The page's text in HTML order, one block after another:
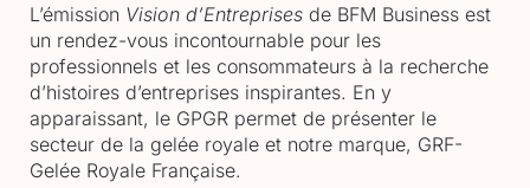
L’émission Vision d’Entreprises de BFM Business est
un rendez-vous incontournable pour les
professionnels et les consommateurs à la recherche
d’histoires d’entreprises inspirantes. En y
apparaissant, le GPGR permet de présenter le
secteur de la gelée royale et notre marque, GRF-
Gelée Royale Française.